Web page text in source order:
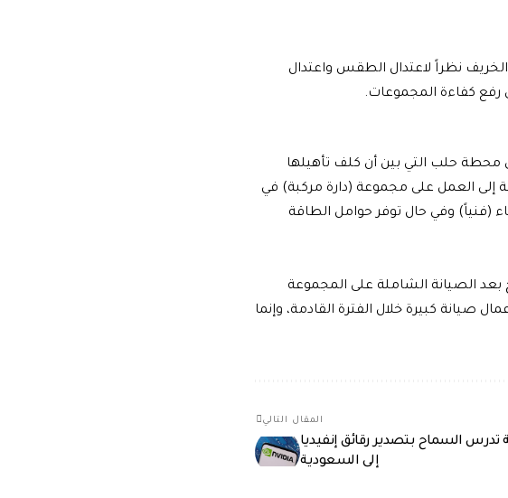
نظراً لاعتدال الطقس واعتدال
رفع كفاءة المجموعات.
محطة حلب التي بين أن كلف تأهيلها
إلى العمل على مجموعة (دارة مركبة) في
وفي حال توفر حوامل الطاقة
بعد الصيانة الشاملة على المجموعة
خلال الفترة القادمة، وإنما
المقال التالي
تدرس السماح بتصدير رقائق إنفيديا
إلى السعودية